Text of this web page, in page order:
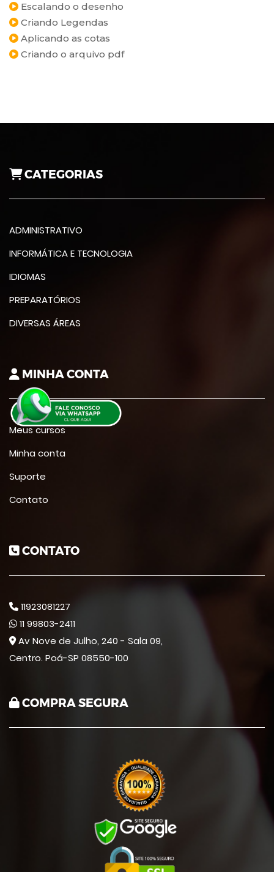
Escalando o desenho
Criando Legendas
Aplicando as cotas
Criando o arquivo pdf
CATEGORIAS
ADMINISTRATIVO
INFORMÁTICA E TECNOLOGIA
IDIOMAS
PREPARATÓRIOS
DIVERSAS ÁREAS
MINHA CONTA
Meus cursos
Minha conta
Suporte
Contato
CONTATO
11923081227
11 99803-2411
Av Nove de Julho, 240 - Sala 09,
Centro. Poá-SP 08550-100
COMPRA SEGURA